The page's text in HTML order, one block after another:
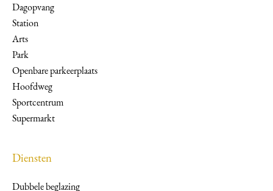
Dagopvang
Station
Arts
Park
Openbare parkeerplaats
Hoofdweg
Sportcentrum
Supermarkt
Diensten
Dubbele beglazing